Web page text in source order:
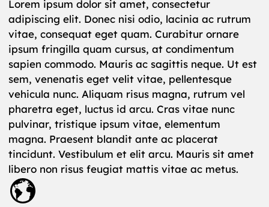
Lorem ipsum dolor sit amet, consectetur
adipiscing elit. Donec nisi odio, lacinia ac rutrum
vitae, consequat eget quam. Curabitur ornare
ipsum fringilla quam cursus, at condimentum
sapien commodo. Mauris ac sagittis neque. Ut est
sem, venenatis eget velit vitae, pellentesque
vehicula nunc. Aliquam risus magna, rutrum vel
pharetra eget, luctus id arcu. Cras vitae nunc
pulvinar, tristique ipsum vitae, elementum
magna. Praesent blandit ante ac placerat
tincidunt. Vestibulum et elit arcu. Mauris sit amet
libero non risus feugiat mattis vitae ac metus.